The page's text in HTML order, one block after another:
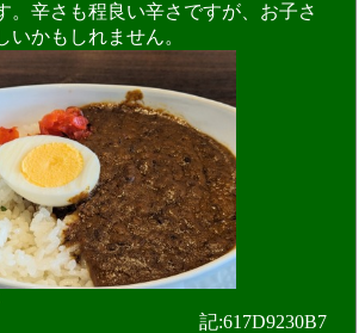
。辛さも程良い辛さですが、お子さ
いかもしれません。
記:617D9230B7